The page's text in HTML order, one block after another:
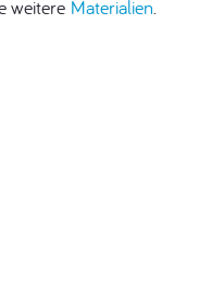
weitere Materialien.